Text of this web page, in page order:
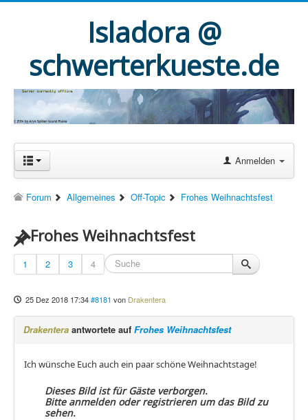
Isladora @
schwerterkueste.de
Anmelden
Forum Allgemeines Off-Topic Frohes Weihnachtsfest
Frohes Weihnachtsfest
1 2 3 4
25 Dez 2018 17:34#8181 von Drakentera
Drakentera antwortete auf Frohes Weihnachtsfest
Ich wünsche Euch auch ein paar schöne Weihnachtstage!
Dieses Bild ist für Gäste verborgen.
Bitte anmelden oder registrieren um das Bild zu
sehen.